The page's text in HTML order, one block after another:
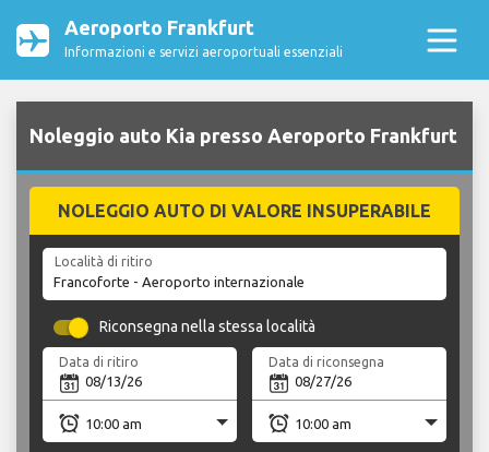
Aeroporto Frankfurt
Informazioni e servizi aeroportuali essenziali
Noleggio auto Kia presso Aeroporto Frankfurt
NOLEGGIO AUTO DI VALORE INSUPERABILE
Località di ritiro
Riconsegna nella stessa località
Data di ritiro Data di riconsegna